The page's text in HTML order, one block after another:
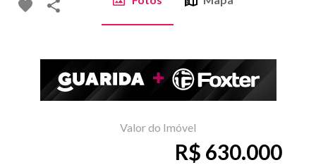
Valor do Imóvel
R$ 630.000